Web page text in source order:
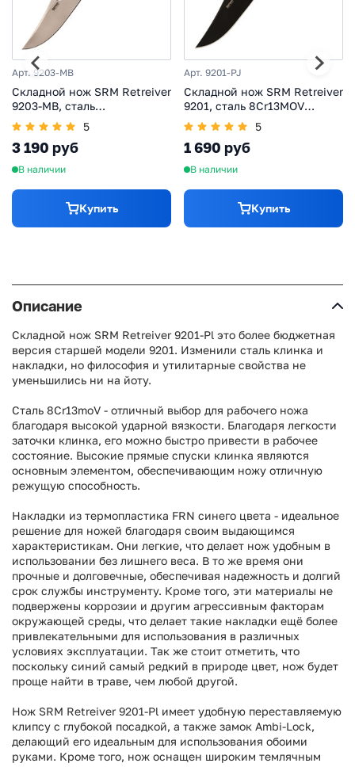
Арт. 9203-MB
Складной нож SRM Retreiver
9203-MB, сталь
10Cr15CoMoV, рукоять
микарта
5
3 190 руб
В наличии
Купить
Арт. 9201-PJ
Складной нож SRM Retreiver
9201, сталь 8Cr13MOV
Blackwash , рукоять Orange
FRN
5
1 690 руб
В наличии
Купить
Описание
Складной нож SRM Retreiver 9201-Pl это более бюджетная
версия старшей модели 9201. Изменили сталь клинка и
накладки, но философия и утилитарные свойства не
уменьшились ни на йоту.
Сталь 8Cr13moV - отличный выбор для рабочего ножа
благодаря высокой ударной вязкости. Благодаря легкости
заточки клинка, его можно быстро привести в рабочее
состояние. Высокие прямые спуски клинка являются
основным элементом, обеспечивающим ножу отличную
режущую способность.
Накладки из термопластика FRN синего цвета - идеальное
решение для ножей благодаря своим выдающимся
характеристикам. Они легкие, что делает нож удобным в
использовании без лишнего веса. В то же время они
прочные и долговечные, обеспечивая надежность и долгий
срок службы инструменту. Кроме того, эти материалы не
подвержены коррозии и другим агрессивным факторам
окружающей среды, что делает такие накладки ещё более
привлекательными для использования в различных
условиях эксплуатации. Так же стоит отметить, что
поскольку синий самый редкий в природе цвет, нож будет
проще найти в траве, чем любой другой.
Нож SRM Retreiver 9201-Pl имеет удобную переставляемую
клипсу с глубокой посадкой, а также замок Ambi-Lock,
делающий его идеальным для использования обоими
руками. Кроме того, нож оснащен широким темлячным